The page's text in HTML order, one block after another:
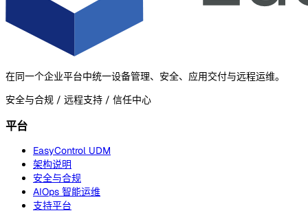
在同一个企业平台中统一设备管理、安全、应用交付与远程运维。
安全与合规 / 远程支持 / 信任中心
平台
EasyControl UDM
架构说明
安全与合规
AIOps 智能运维
支持平台